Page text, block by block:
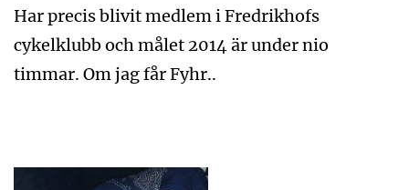
Har precis blivit medlem i Fredrikhofs
cykelklubb och målet 2014 är under nio
timmar. Om jag får Fyhr..